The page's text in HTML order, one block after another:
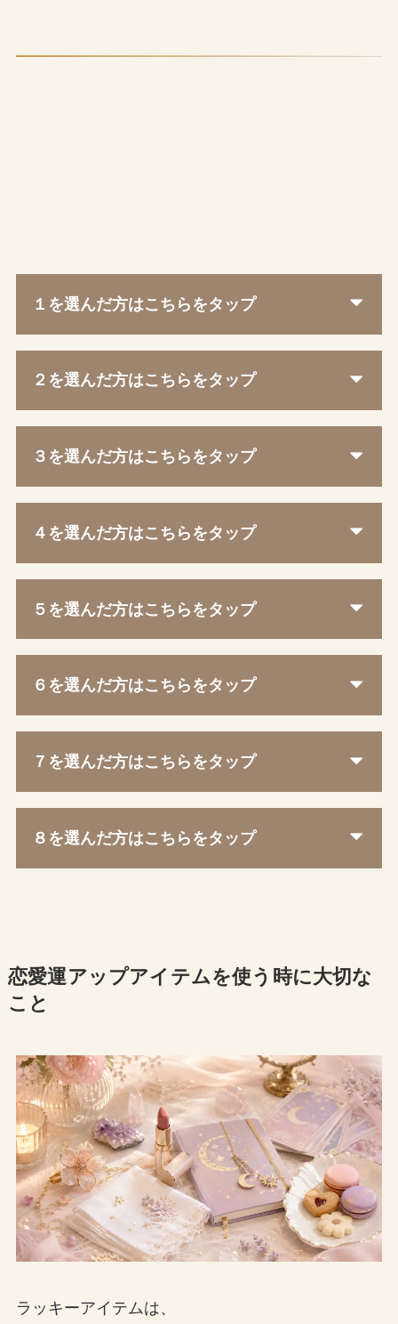
１を選んだ方はこちらをタップ
２を選んだ方はこちらをタップ
３を選んだ方はこちらをタップ
４を選んだ方はこちらをタップ
５を選んだ方はこちらをタップ
６を選んだ方はこちらをタップ
７を選んだ方はこちらをタップ
８を選んだ方はこちらをタップ
恋愛運アップアイテムを使う時に大切な
こと
ラッキーアイテムは、